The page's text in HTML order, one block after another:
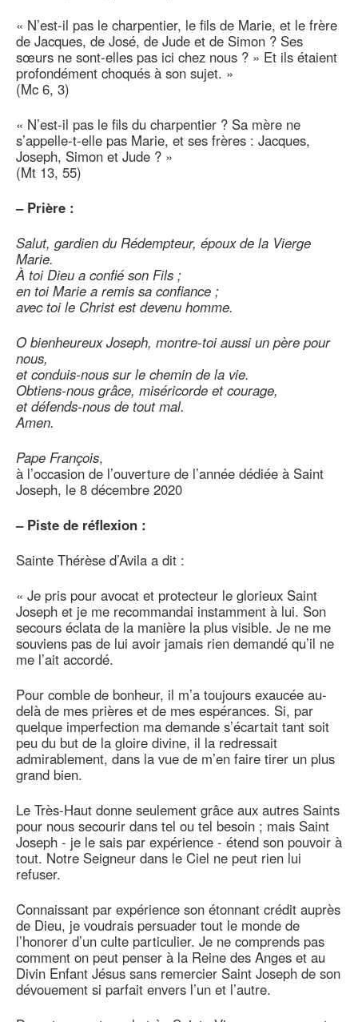
« N’est-il pas le charpentier, le fils de Marie, et le frère
de Jacques, de José, de Jude et de Simon ? Ses
sœurs ne sont-elles pas ici chez nous ? » Et ils étaient
profondément choqués à son sujet. »
(Mc 6, 3)
« N’est-il pas le fils du charpentier ? Sa mère ne
s’appelle-t-elle pas Marie, et ses frères : Jacques,
Joseph, Simon et Jude ? »
(Mt 13, 55)
– Prière :
Salut, gardien du Rédempteur, époux de la Vierge
Marie.
À toi Dieu a confié son Fils ;
en toi Marie a remis sa confiance ;
avec toi le Christ est devenu homme.
O bienheureux Joseph, montre-toi aussi un père pour
nous,
et conduis-nous sur le chemin de la vie.
Obtiens-nous grâce, miséricorde et courage,
et défends-nous de tout mal.
Amen.
Pape François,
à l’occasion de l’ouverture de l’année dédiée à Saint
Joseph, le 8 décembre 2020
– Piste de réflexion :
Sainte Thérèse d’Avila a dit :
« Je pris pour avocat et protecteur le glorieux Saint
Joseph et je me recommandai instamment à lui. Son
secours éclata de la manière la plus visible. Je ne me
souviens pas de lui avoir jamais rien demandé qu’il ne
me l’ait accordé.
Pour comble de bonheur, il m’a toujours exaucée au-
delà de mes prières et de mes espérances. Si, par
quelque imperfection ma demande s’écartait tant soit
peu du but de la gloire divine, il la redressait
admirablement, dans la vue de m’en faire tirer un plus
grand bien.
Le Très-Haut donne seulement grâce aux autres Saints
pour nous secourir dans tel ou tel besoin ; mais Saint
Joseph - je le sais par expérience - étend son pouvoir à
tout. Notre Seigneur dans le Ciel ne peut rien lui
refuser.
Connaissant par expérience son étonnant crédit auprès
de Dieu, je voudrais persuader tout le monde de
l’honorer d’un culte particulier. Je ne comprends pas
comment on peut penser à la Reine des Anges et au
Divin Enfant Jésus sans remercier Saint Joseph de son
dévouement si parfait envers l’un et l’autre.